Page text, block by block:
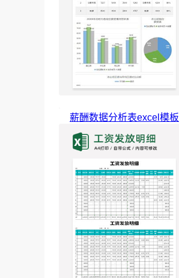
薪酬数据分析表excel模板